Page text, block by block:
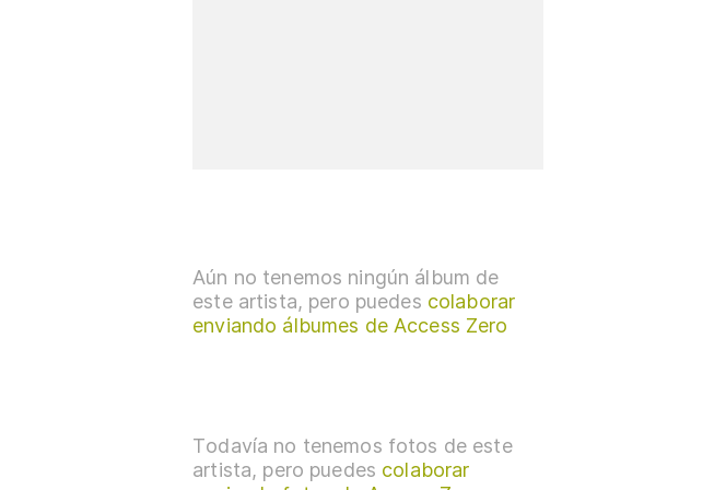
Aún no tenemos ningún álbum de
este artista, pero puedes colaborar
enviando álbumes de Access Zero
Todavía no tenemos fotos de este
artista, pero puedes colaborar